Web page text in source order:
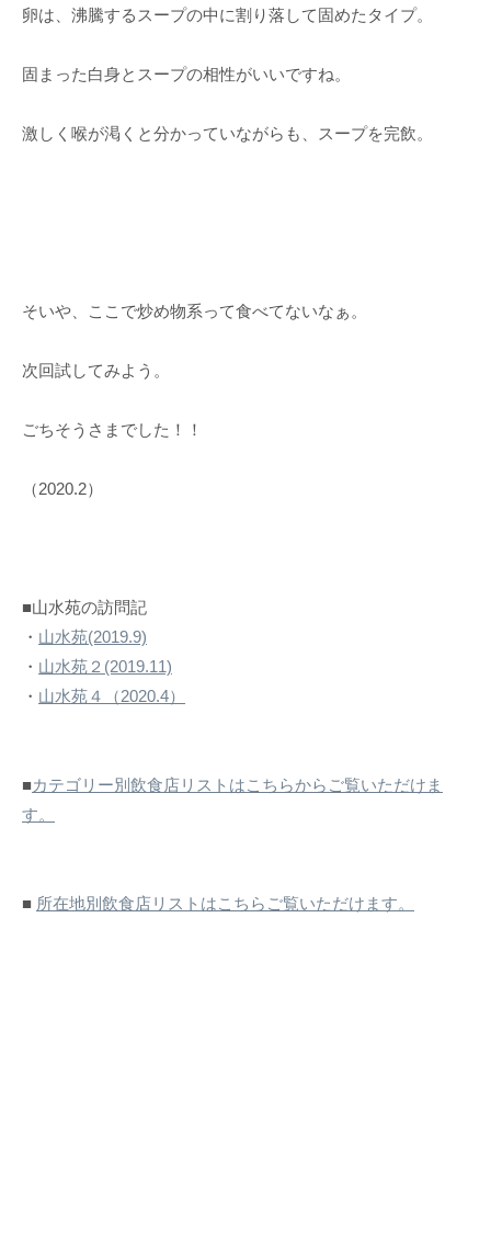
卵は、沸騰するスープの中に割り落して固めたタイプ。
固まった白身とスープの相性がいいですね。
激しく喉が渇くと分かっていながらも、スープを完飲。
そいや、ここで炒め物系って食べてないなぁ。
次回試してみよう。
ごちそうさまでした！！
（2020.2）
■山水苑の訪問記
・ 山水苑(2019.9)
・ 山水苑２(2019.11)
・ 山水苑４（2020.4）
■カテゴリー別飲食店リストはこちらからご覧いただけま
す。
■ 所在地別飲食店リストはこちらご覧いただけます。